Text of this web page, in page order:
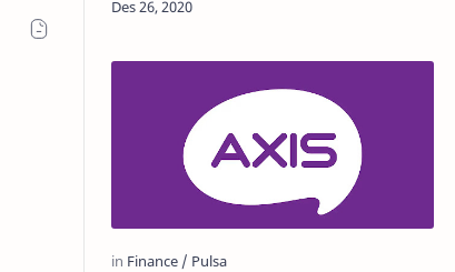
terpisahkan saat ini, sebab ia telah